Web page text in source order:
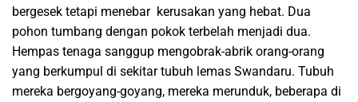
bergesek tetapi menebar kerusakan yang hebat. Dua
pohon tumbang dengan pokok terbelah menjadi dua.
Hempas tenaga sanggup mengobrak-abrik orang-orang
yang berkumpul di sekitar tubuh lemas Swandaru. Tubuh
mereka bergoyang-goyang, mereka merunduk, beberapa di